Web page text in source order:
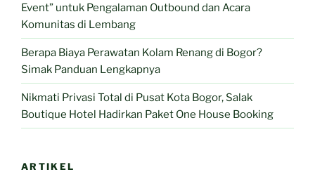
Event” untuk Pengalaman Outbound dan Acara
Komunitas di Lembang
Berapa Biaya Perawatan Kolam Renang di Bogor?
Simak Panduan Lengkapnya
Nikmati Privasi Total di Pusat Kota Bogor, Salak
Boutique Hotel Hadirkan Paket One House Booking
ARTIKEL